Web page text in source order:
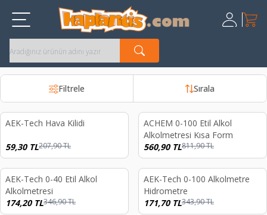
Üye
Kayıt Ol
Sepet
Filtrele Sırala
%71
AEK-Tech Hava Kilidi
59,30TL207,90TL
%31
ACHEM 0-100 Etil Alkol
Alkolmetresi Kısa Form
560,90TL811,90TL
%50
AEK-Tech 0-40 Etil Alkol
Alkolmetresi
174,20TL346,90TL
%50
AEK-Tech 0-100 Alkolmetre
Hidrometre
171,70TL343,90TL